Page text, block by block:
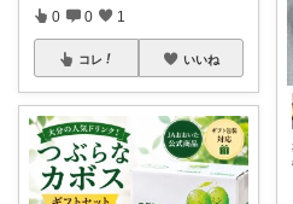
0 0 1
コレ いいね